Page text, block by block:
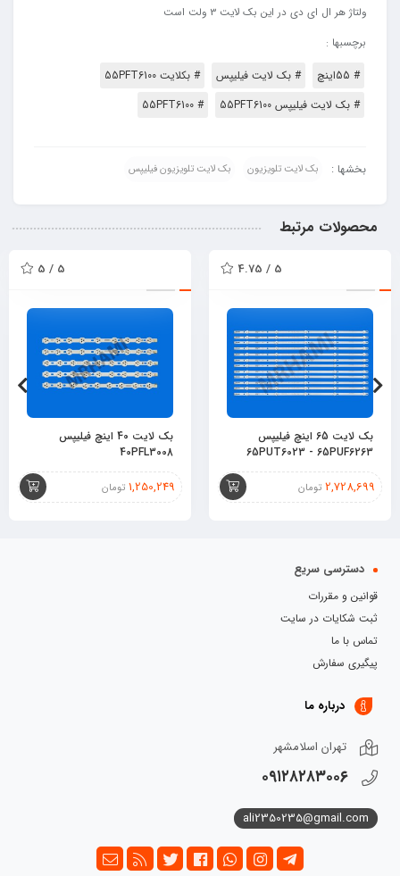
ولتاژ هر ال ای دی در این بک لایت 3 ولت است
برچسبها :
# 55اینچ # بک لایت فیلیپس
# بکلایت 55PFT6100
# بک لایت فیلیپس 55PFT6100
# 55PFT6100
بخشها : بک لایت تلویزیون بک لایت تلویزیون فیلیپس
محصولات مرتبط
5 / 4.75
بک لایت 65 اینچ فیلیپس
65PUT6023 - 65PUF6263
2,728,699 تومان
5 / 5
بک لایت 40 اینچ فیلیپس
40PFL3008
1,250,249 تومان
دسترسی سریع
قوانین و مقررات
ثبت شکایات در سایت
تماس با ما
پیگیری سفارش
درباره ما
تهران اسلامشهر
۰۹۱۲۸۲۸۳۰۰۶
ali2350235@gmail.com